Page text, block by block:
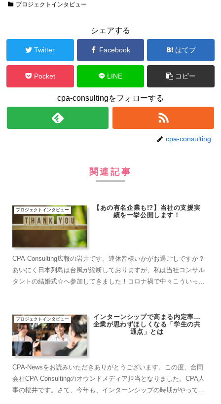
プロジェクトインタビュー
シェアする
Twitter Facebook はてブ
Pocket LINE コピー
cpa-consultingをフォローする
cpa-consulting
関連記事
プロジェクトインタビュー
【あの有名企業も!?】当社の支援実
績を一挙公開します！
CPA-Consulting広報の岩井です。連休皆様いかがお過ごしですか？
あいにく日本列島は台風が縦断しておりますが、私は当社コンサル
タントの結婚式☆へ参加してきました！コロナ禍で中々こういった
プロジェクトインタビュー
インターンシップで高まる内定率…
企業が思わずほしくなる「学生の共
通点」とは
CPA-Newsをお読みいただきありがとうございます。この度、合同
会社CPA-Consultingのオウンドメディア担当となりました。CPA人
事の櫻井です。さて、今年も、インターンシップの時期がやってき